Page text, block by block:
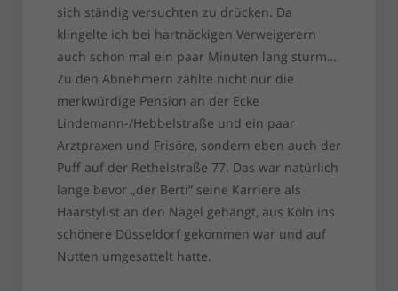
sich ständig versuchten zu drücken. Da
klingelte ich bei hartnäckigen Verweigerern
auch schon mal ein paar Minuten lang sturm…
Zu den Abnehmern zählte nicht nur die
merkwürdige Pension an der Ecke
Lindemann-/Hebbelstraße und ein paar
Arztpraxen und Frisöre, sondern eben auch der
Puff auf der Rethelstraße 77. Das war natürlich
lange bevor „der Berti“ seine Karriere als
Haarstylist an den Nagel gehängt, aus Köln ins
schönere Düsseldorf gekommen war und auf
Nutten umgesattelt hatte.